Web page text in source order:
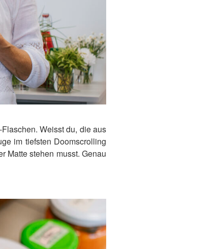
Weisst du, die aus
im tiefsten Doomscrolling
Matte stehen musst. Genau